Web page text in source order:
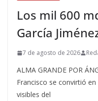
Los mil 600
García
7 de agosto de 2026
ALMA GRANDE POR
Francisco se convirtió
visibles del